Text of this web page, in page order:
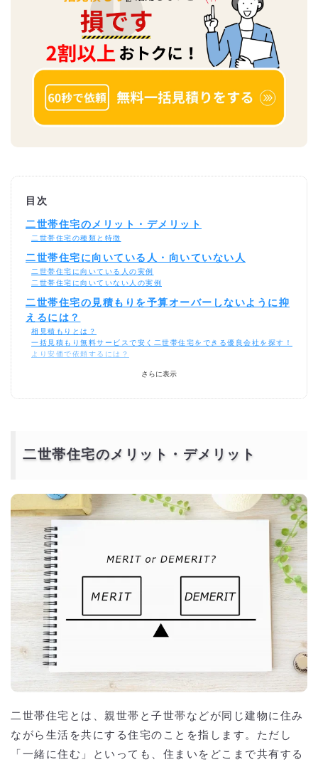
目次
二世帯住宅のメリット・デメリット
二世帯住宅の種類と特徴
二世帯住宅に向いている人・向いていない人
二世帯住宅に向いている人の実例
二世帯住宅に向いていない人の実例
二世帯住宅の見積もりを予算オーバーしないように抑
えるには？
相見積もりとは？
一括見積もり無料サービスで安く二世帯住宅をできる優良会社を探す！
より安価で依頼するには？
さらに表示
二世帯住宅のメリット・デメリット
二世帯住宅とは、親世帯と子世帯などが同じ建物に住み
ながら生活を共にする住宅のことを指します。ただし
「一緒に住む」といっても、住まいをどこまで共有する